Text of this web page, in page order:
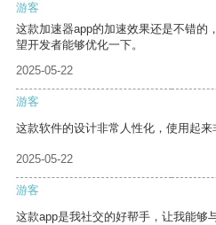
游客
这款加速器app的加速效果还是不错的
望开发者能够优化一下。
2025-05-22
游客
这款软件的设计非常人性化，使用起来
2025-05-22
游客
这款app是我社交的好帮手，让我能够